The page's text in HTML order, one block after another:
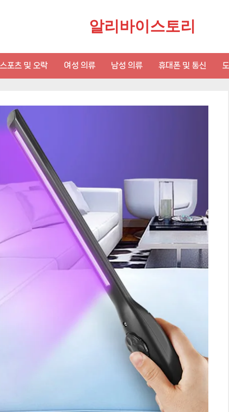
알리바이스토리
스포츠 및 오락 여성 의류 남성 의류 휴대폰 및 통신